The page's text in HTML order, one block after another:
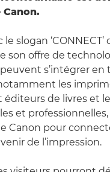
le slogan
son offre de
s’intégrer en
les
éditeurs de livres et
et
Canon pour
de l’impression.